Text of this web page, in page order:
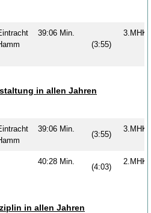
39:06 Min.
(3:55)
in allen Jahren
39:06 Min.
(3:55)
40:28 Min.
(4:03)
in allen Jahren